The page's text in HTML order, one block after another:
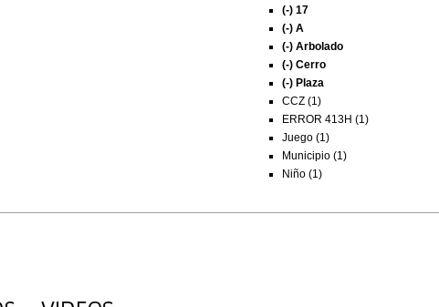
(-) 17
(-) A
(-) Arbolado
(-) Cerro
(-) Plaza
CCZ (1)
ERROR 413H (1)
Juego (1)
Municipio (1)
Niño (1)